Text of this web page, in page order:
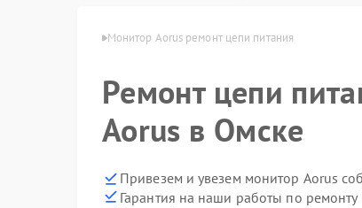
Монитор Aorus ремонт цепи питания
Ремонт цепи
Aorus в Омске
Привезем и увезем монитор Aorus
Гарантия на наши работы по